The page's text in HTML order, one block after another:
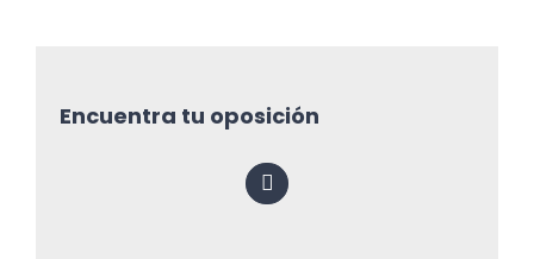
Encuentra tu oposición